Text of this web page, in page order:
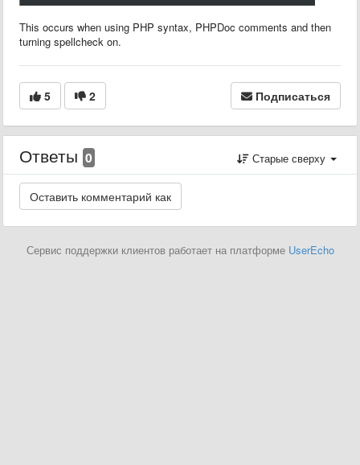
This occurs when using PHP syntax, PHPDoc comments and then
turning spellcheck on.
5 2 Подписаться
Ответы 0 Старые сверху
Сервис поддержки клиентов работает на платформе UserEcho